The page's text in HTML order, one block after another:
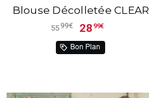
Blouse Décolletée CLEAR
5599€ 28 99€
Bon Plan